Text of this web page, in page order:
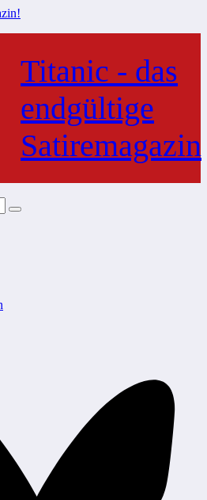
Titanic - das
endgültige
Satiremagazin